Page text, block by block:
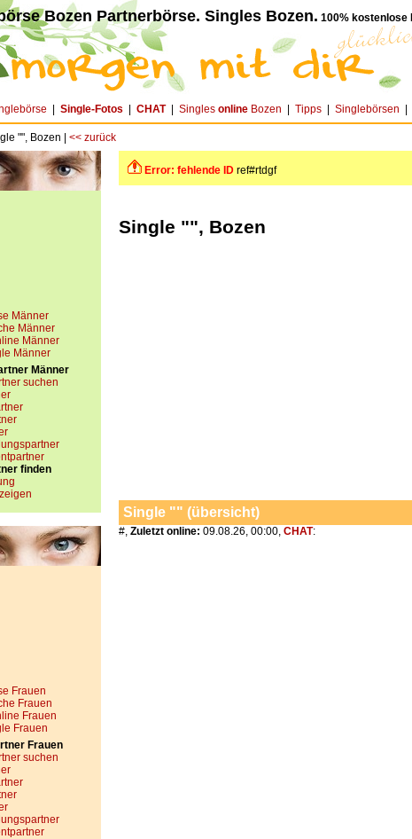
Bozen Partnerbörse. Singles Bozen. 100% kostenlose
Single-Fotos CHAT| Singles online Bozen Tipps Singlebörsen
"", Bozen | << zurück
Männer
Männer
Männer
Männer
Männer
suchen
finden
Frauen
Frauen
Frauen
Frauen
Frauen
suchen
Error: fehlende ID ref#rtdgf
Single "", Bozen
Single "" (übersicht)
#, Zuletzt online: 09.08.26, 00:00, CHAT: